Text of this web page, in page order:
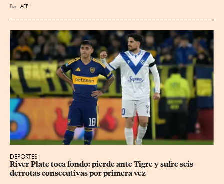
Por AFP
DEPORTES
River Plate toca fondo: pierde ante Tigre y sufre seis
derrotas consecutivas por primera vez